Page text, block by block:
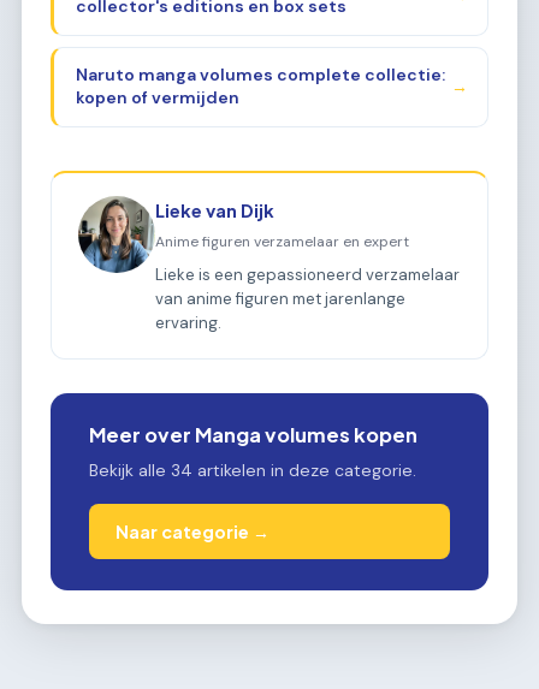
collector's editions en box sets
Naruto manga volumes complete collectie:
kopen of vermijden
→
Lieke van Dijk
Anime figuren verzamelaar en expert
Lieke is een gepassioneerd verzamelaar
van anime figuren met jarenlange
ervaring.
Meer over Manga volumes kopen
Bekijk alle 34 artikelen in deze categorie.
Naar categorie →